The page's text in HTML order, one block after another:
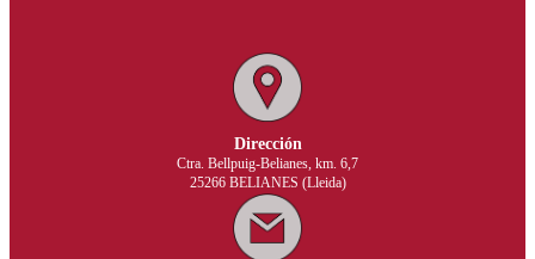
Dirección
Ctra. Bellpuig-Belianes, km. 6,7
25266 BELIANES (Lleida)